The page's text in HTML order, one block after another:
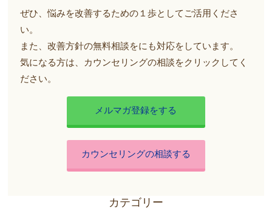
ぜひ、悩みを改善するための１歩としてご活用くださ
い。
また、改善方針の無料相談をにも対応をしています。
気になる方は、カウンセリングの相談をクリックしてく
ださい。
メルマガ登録をする
カウンセリングの相談する
カテゴリー